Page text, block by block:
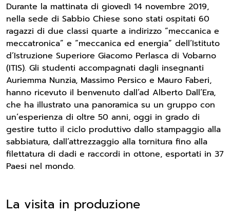
Durante la mattinata di giovedì 14 novembre 2019,
nella sede di Sabbio Chiese sono stati ospitati 60
ragazzi di due classi quarte a indirizzo “meccanica e
meccatronica” e “meccanica ed energia” dell’Istituto
d’Istruzione Superiore Giacomo Perlasca di Vobarno
(ITIS). Gli studenti accompagnati dagli insegnanti
Auriemma Nunzia, Massimo Persico e Mauro Faberi,
hanno ricevuto il benvenuto dall’ad Alberto Dall’Era,
che ha illustrato una panoramica su un gruppo con
un’esperienza di oltre 50 anni, oggi in grado di
gestire tutto il ciclo produttivo dallo stampaggio alla
sabbiatura, dall’attrezzaggio alla tornitura fino alla
filettatura di dadi e raccordi in ottone, esportati in 37
Paesi nel mondo.
La visita in produzione